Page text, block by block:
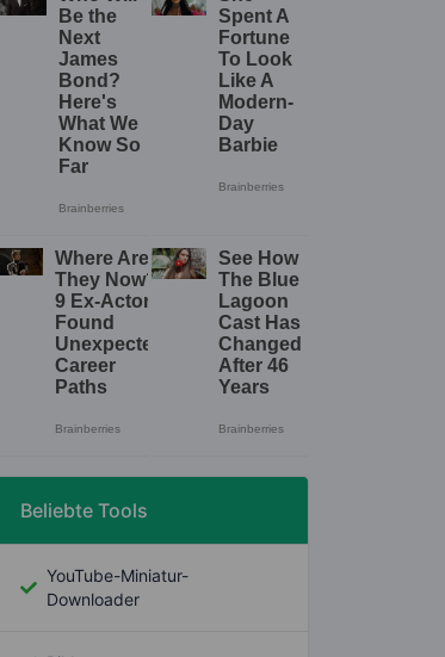
Beliebte Tools
YouTube-Miniatur-
Downloader